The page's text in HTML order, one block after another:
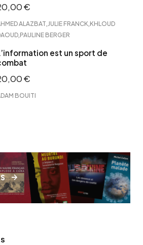
€
ALAZBAT JULIE FRANCK KHLOUD
PAULINE BERGER
est un sport de
€
BOUITI